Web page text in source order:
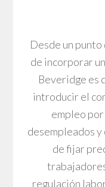
Desde un
de incorporar
Beveridge es
introducir el
empleo
desempleados y
de fijar
regulación